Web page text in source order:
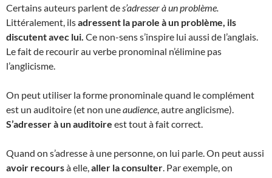
Certains auteurs parlent des’adresser à un problème.
Littéralement, ilsadressent la parole à un problème, ils
discutent avec lui. Ce non-sens s’inspire lui aussi de l’anglais.
Le fait de recourir au verbe pronominal n’élimine pas
l’anglicisme.
On peut utiliser la forme pronominale quand le complément
est un auditoire (et non uneaudience, autre anglicisme).
S’adresser à un auditoire est tout à fait correct.
Quand on s’adresse à une personne, on lui parle. On peut aussi
avoir recoursà elle,aller la consulter. Par exemple, on